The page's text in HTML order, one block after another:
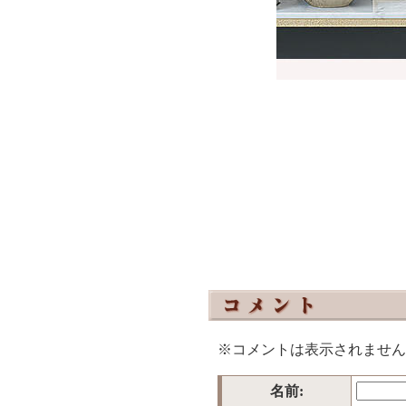
※コメントは表示されませ
名前: